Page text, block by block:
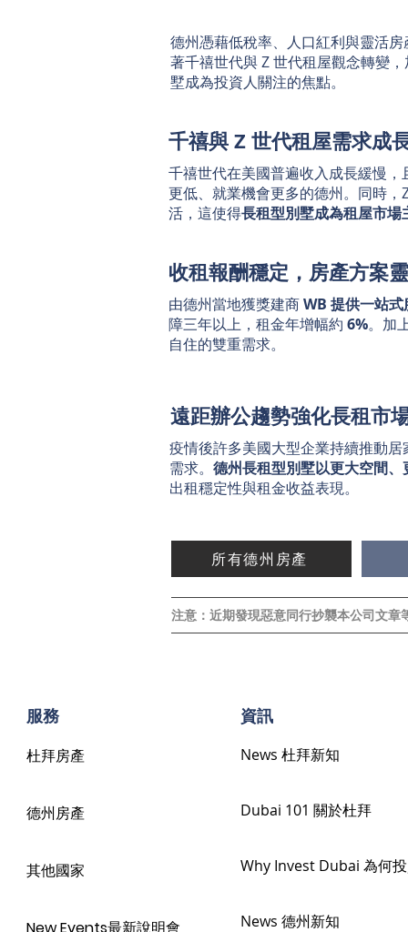
德州憑藉低稅率、人口紅利與靈活
著千禧世代與 Z 世代租屋觀念轉變
墅成為投資人關注的焦點。
千禧與 Z 世代租屋需求成
千禧世代在美國普遍收入成長緩慢
更低、就業機會更多的德州。同時
活，這使得長租型別墅成為租屋市場
收租報酬穩定，房產方案
由德州當地獲獎建商WB 提供一站式
障三年以上，租金年增幅約 6%。加
自住的雙重需求。
遠距辦公趨勢強化長租市
疫情後許多美國大型企業持續推動
需求。 德州長租型別墅以更大空間
出租穩定性與租金收益表現。
所有德州房產
注意：近期發現惡意同行抄襲本公司文
​服務
杜拜房產
德州房產
其他國家
​資訊
News 杜拜新知
Dubai 101 關於杜拜
Why Invest Dubai 為何
News 德州新知